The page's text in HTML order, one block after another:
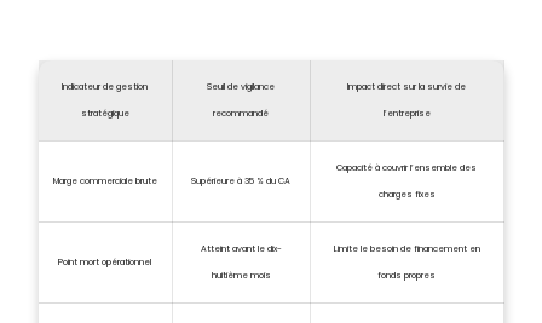
Indicateur de gestion
stratégique
Seuil de vigilance
recommandé
Impact direct sur la survie de
l’entreprise
Marge commerciale brute Supérieure à 35 % du CA
Capacité à couvrir l’ensemble des
charges fixes
Point mort opérationnel
Atteint avant le dix-
huitième mois
Limite le besoin de financement en
fonds propres